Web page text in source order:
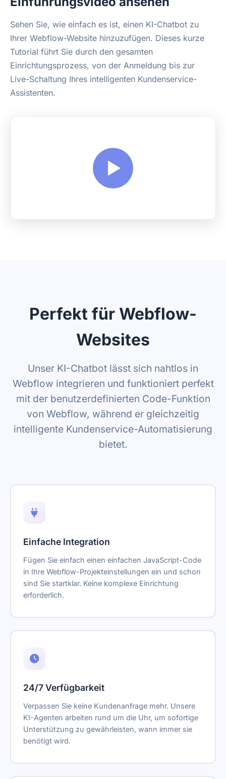
Sehen Sie, wie einfach es ist, einen KI-Chatbot zu
Ihrer Webflow-Website hinzuzufügen. Dieses kurze
Tutorial führt Sie durch den gesamten
Einrichtungsprozess, von der Anmeldung bis zur
Live-Schaltung Ihres intelligenten Kundenservice-
Assistenten.
Perfekt für Webflow-
Websites
Unser KI-Chatbot lässt sich nahtlos in
Webflow integrieren und funktioniert perfekt
mit der benutzerdefinierten Code-Funktion
von Webflow, während er gleichzeitig
intelligente Kundenservice-Automatisierung
bietet.
Einfache Integration
Fügen Sie einfach einen einfachen JavaScript-Code
in Ihre Webflow-Projekteinstellungen ein und schon
sind Sie startklar. Keine komplexe Einrichtung
erforderlich.
24/7 Verfügbarkeit
Verpassen Sie keine Kundenanfrage mehr. Unsere
KI-Agenten arbeiten rund um die Uhr, um sofortige
Unterstützung zu gewährleisten, wann immer sie
benötigt wird.